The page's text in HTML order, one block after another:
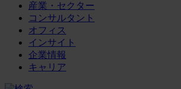
産業・セクター
コンサルタント
オフィス
インサイト
企業情報
キャリア